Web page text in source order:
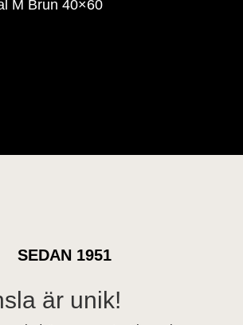
M Brun 40×60
SEDAN 1951
är unik!